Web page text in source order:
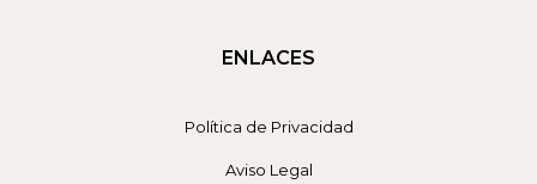
ENLACES
Política de Privacidad
Aviso Legal